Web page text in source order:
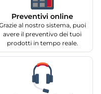
Preventivi online
al nostro sistema, puoi
avere il preventivo dei tuoi
prodotti in tempo reale.